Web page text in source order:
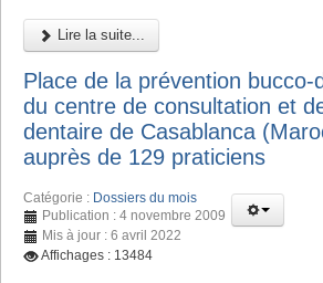
Lire la suite...
Place de la prévention bucco-
du centre de consultation et
dentaire de Casablanca
auprès de 129 praticiens
Catégorie : Dossiers du mois
Publication : 4 novembre 2009
Mis à jour : 6 avril 2022
Affichages : 13484